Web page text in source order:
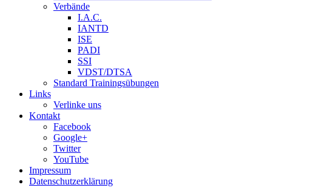
Verbände
I.A.C.
IANTD
ISE
PADI
SSI
VDST/DTSA
Standard Trainingsübungen
Links
Verlinke uns
Kontakt
Facebook
Google+
Twitter
YouTube
Impressum
Datenschutzerklärung